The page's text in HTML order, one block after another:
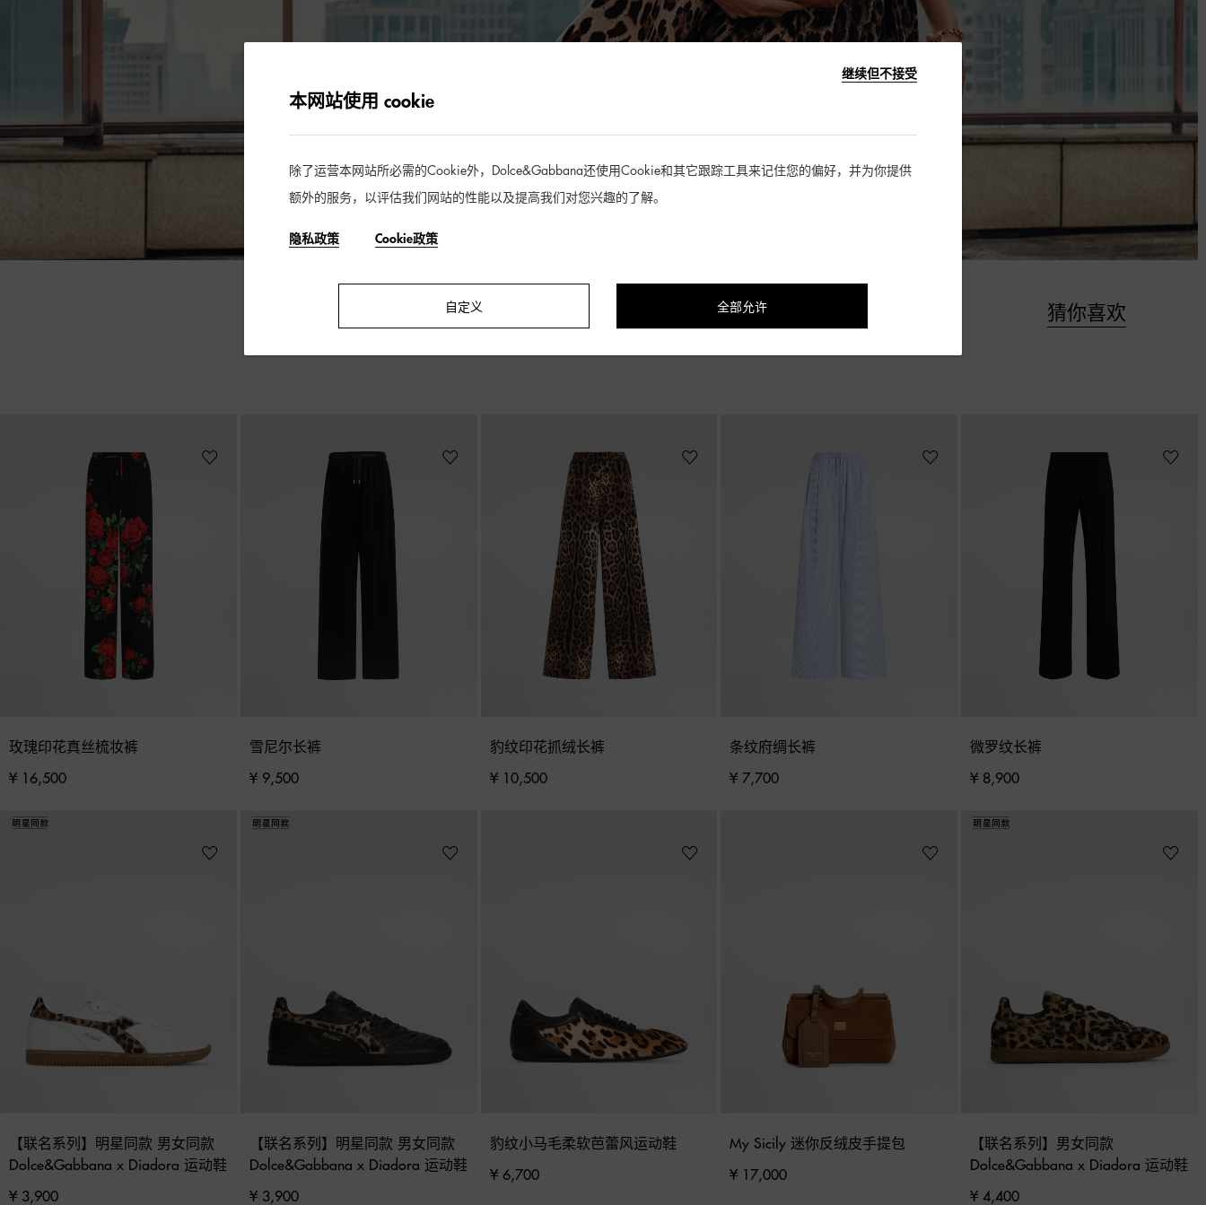
猜你喜欢
玫瑰印花真丝梳妆裤
¥ 16,500
雪尼尔长裤
¥ 9,500
豹纹印花抓绒长裤
¥ 10,500
条纹府绸长裤
¥ 7,700
微罗纹长裤
¥ 8,900
【联名系列】明星同款 男女同款
Dolce&Gabbana x Diadora 运动鞋
¥ 3,900
【联名系列】明星同款 男女同款
Dolce&Gabbana x Diadora 运动鞋
¥ 3,900
豹纹小马毛柔软芭蕾风运动鞋
¥ 6,700
My Sicily 迷你反绒皮手提包
¥ 17,000
【联名系列】男女同款
Dolce&Gabbana x Diadora 运动鞋
¥ 4,400
继续但不接受
本网站使用 cookie
除了运营本网站所必需的Cookie外，Dolce&Gabbana还使用Cookie和其它跟踪工具来记住您的偏好，并为你提供
额外的服务，以评估我们网站的性能以及提高我们对您兴趣的了解。
隐私政策 Cookie政策
自定义 全部允许